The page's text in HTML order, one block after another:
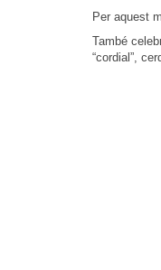
Per aquest
També
“cordial”,